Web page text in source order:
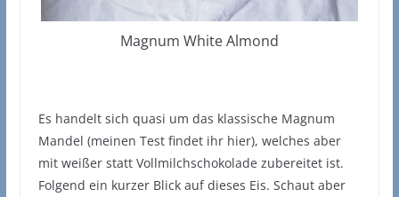
Magnum White Almond
Es handelt sich quasi um das klassische Magnum
Mandel (meinen Test findet ihr hier), welches aber
mit weißer statt Vollmilchschokolade zubereitet ist.
Folgend ein kurzer Blick auf dieses Eis. Schaut aber